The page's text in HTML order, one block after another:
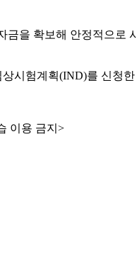
을 확보해 안정적으
시험계획(IND)를 신청
이용 금지>